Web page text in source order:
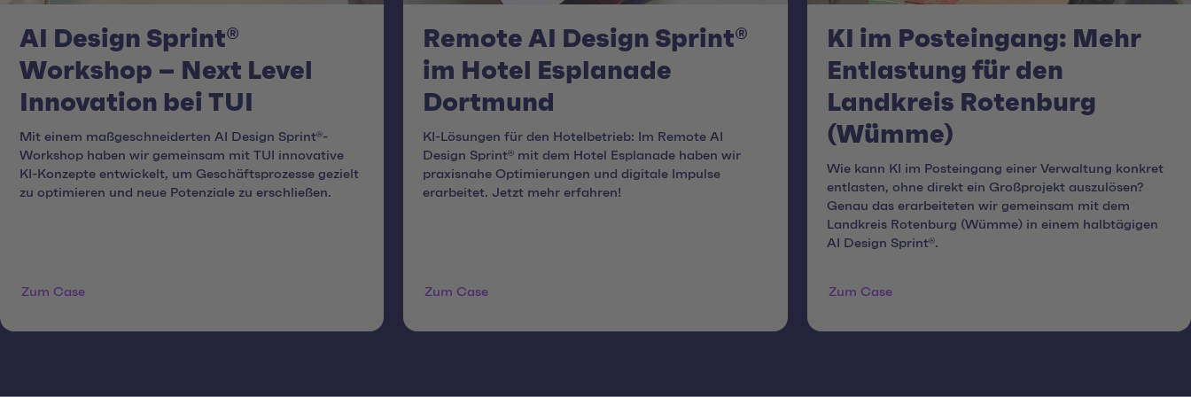
AI Design Sprint®
Workshop – Next Level
Innovation bei TUI
Mit einem maßgeschneiderten AI Design Sprint®-
Workshop haben wir gemeinsam mit TUI innovative
KI-Konzepte entwickelt, um Geschäftsprozesse gezielt
zu optimieren und neue Potenziale zu erschließen.
Zum Case
Remote AI Design Sprint®
im Hotel Esplanade
Dortmund
KI-Lösungen für den Hotelbetrieb: Im Remote AI
Design Sprint® mit dem Hotel Esplanade haben wir
praxisnahe Optimierungen und digitale Impulse
erarbeitet. Jetzt mehr erfahren!
Zum Case
KI im Posteingang: Mehr
Entlastung für den
Landkreis Rotenburg
(Wümme)
Wie kann KI im Posteingang einer Verwaltung konkret
entlasten, ohne direkt ein Großprojekt auszulösen?
Genau das erarbeiteten wir gemeinsam mit dem
Landkreis Rotenburg (Wümme) in einem halbtägigen
AI Design Sprint®.
Zum Case